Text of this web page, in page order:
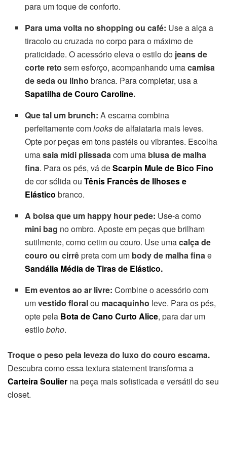
para um toque de conforto.
Para uma volta no shopping ou café: Use a alça a
tiracolo ou cruzada no corpo para o máximo de
praticidade. O acessório eleva o estilo do jeans de
corte reto sem esforço, acompanhando umacamisa
de seda ou linho branca. Para completar, usa a
Sapatilha de Couro Caroline.
Que tal um brunch:A escama combina
perfeitamente comlooksde alfaiataria mais leves.
Opte por peças em tons pastéis ou vibrantes. Escolha
umasaia midi plissadacom uma blusa de malha
fina. Para os pés, vá deScarpin Mule de Bico Fino
de cor sólida ouTênis Francês de Ilhoses e
Elástico branco.
A bolsa que um happy hour pede: Use-a como
mini bag no ombro. Aposte em peças que brilham
sutilmente, como cetim ou couro. Use umacalça de
couro ou cirrêpreta com um body de malha finae
Sandália Média de Tiras de Elástico.
Em eventos ao ar livre:Combine o acessório com
umvestido floralou macaquinho leve. Para os pés,
opte pela Bota de Cano Curto Alice, para dar um
estiloboho.
Troque o peso pela leveza do luxo do couro escama.
Descubra como essa texturastatementtransforma a
Carteira Soulier na peça mais sofisticada e versátil do seu
closet.